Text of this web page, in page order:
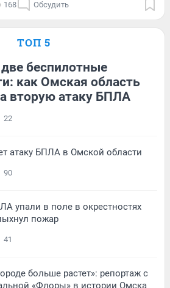
168 Обсудить
ТОП 5
беспилотные
как Омская область
вторую атаку БПЛА
22
атаку БПЛА в Омской области
90
упали в поле в окрестностях
пожар
41
больше растет»: репортаж с
«Флоры» в истории Омска